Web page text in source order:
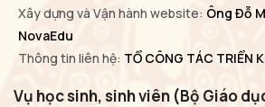
Xây dựng và Vận hành website: Ông Đỗ
NovaEdu
Thông tin liên hệ: TỔ CÔNG TÁC TRIỂN
Vụ học sinh, sinh viên (Bộ Giáo